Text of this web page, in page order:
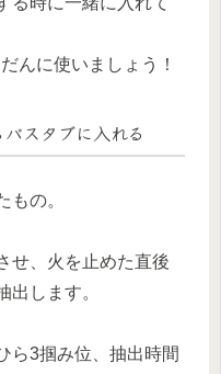
んに使いましょう！
スタブに入れる
もの。
せ、火を止めた直後
出します。
ら3掴み位、抽出時間